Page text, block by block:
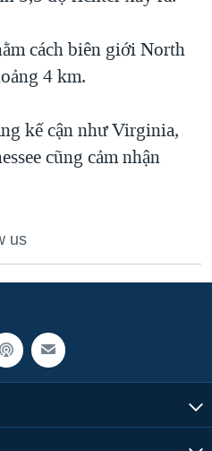
cách biên giới North
4 km.
kế cận như Virginia,
cũng cảm nhận
us